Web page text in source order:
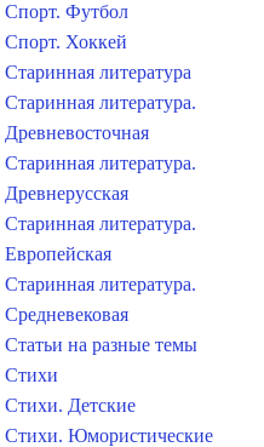
Спорт. Футбол
Спорт. Хоккей
Старинная литература
Старинная литература.
Древневосточная
Старинная литература.
Древнерусская
Старинная литература.
Европейская
Старинная литература.
Средневековая
Статьи на разные темы
Стихи
Стихи. Детские
Стихи. Юмористические